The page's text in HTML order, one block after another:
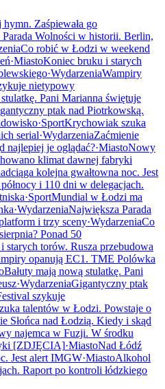
Zaśpiewała go
Wolności w historii. Berlin,
Co robić w Łodzi w weekend
·MiastoKoniec bruku i starych
·WydarzeniaWampiry
nietypowy
Pani Marianna świętuje
ptak nad Piotrkowską.
·SportKrychowiak szuka
serial·WydarzeniaZaćmienie
najlepiej je oglądać?·MiastoNowy
klimat dawnej fabryki
kolejna gwałtowna noc. Jest
i 110 dni w delegacjach.
·SportMundial w Łodzi ma
·WydarzeniaNajwiększa Parada
i trzy sceny·WydarzeniaCo
Ponad 50
starych torów. Rusza przebudowa
opanują EC1. TME Polówka
Bałuty mają nową stulatkę. Pani
·WydarzeniaGigantyczny ptak
szykuje
talentów w Łodzi. Powstaje o
Słońca nad Łodzią. Kiedy i skąd
najemca w Fuzji. W środku
[ZDJĘCIA]·MiastoNad Łódź
Jest alert IMGW·MiastoAlkohol
Raport po kontroli łódzkiego